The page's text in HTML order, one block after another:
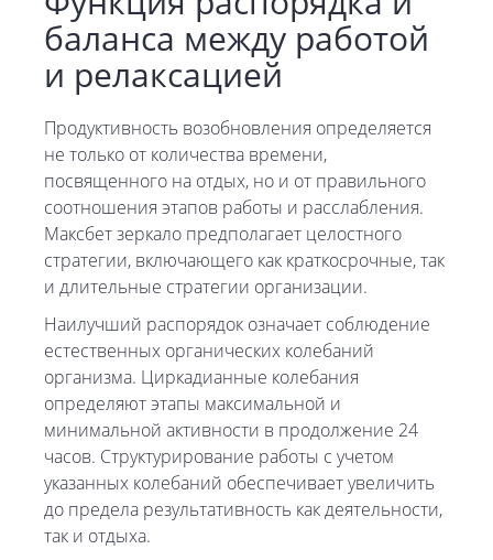
баланса между работой
и релаксацией
Продуктивность возобновления определяется
не только от количества времени,
посвященного на отдых, но и от правильного
соотношения этапов работы и расслабления.
Максбет зеркало предполагает целостного
стратегии, включающего как краткосрочные, так
и длительные стратегии организации.
Наилучший распорядок означает соблюдение
естественных органических колебаний
организма. Циркадианные колебания
определяют этапы максимальной и
минимальной активности в продолжение 24
часов. Структурирование работы с учетом
указанных колебаний обеспечивает увеличить
до предела результативность как деятельности,
так и отдыха.